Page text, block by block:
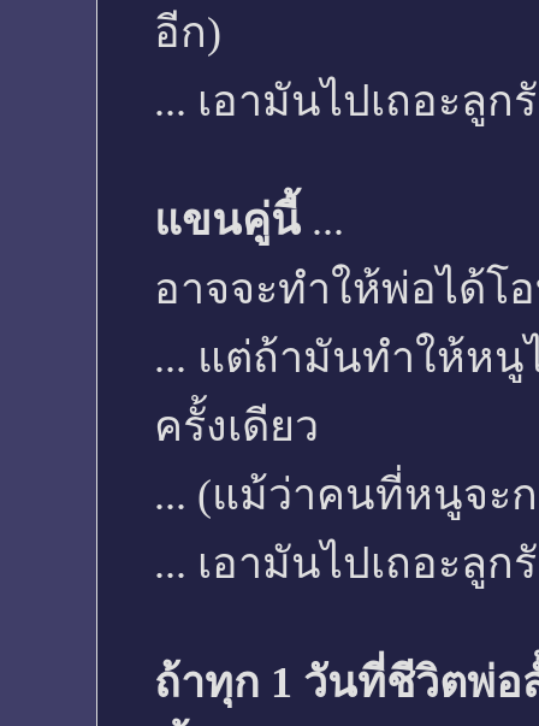
อีก)
... เอามันไปเถอะลูก
แขนคู่นี้ ...
อาจจะทำให้พ่อได้
... แต่ถ้ามันทำให้ห
ครั้งเดียว
... (แม้ว่าคนที่หนูจะ
... เอามันไปเถอะลูก
ถ้าทุก 1 วันที่ชีวิตพ่